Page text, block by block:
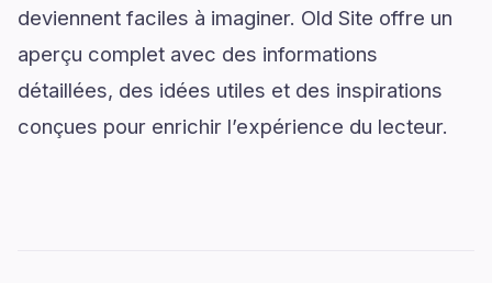
deviennent faciles à imaginer. Old Site offre un
aperçu complet avec des informations
détaillées, des idées utiles et des inspirations
conçues pour enrichir l’expérience du lecteur.